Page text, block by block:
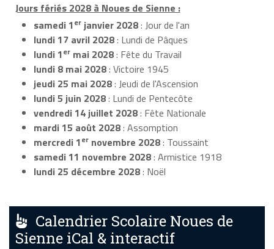
Jours fériés 2028 à Noues de Sienne :
samedi 1er janvier 2028: Jour de l'an
lundi 17 avril 2028: Lundi de Pâques
lundi 1er mai 2028: Fête du Travail
lundi 8 mai 2028: Victoire 1945
jeudi 25 mai 2028: Jeudi de l'Ascension
lundi 5 juin 2028: Lundi de Pentecôte
vendredi 14 juillet 2028: Fête Nationale
mardi 15 août 2028: Assomption
mercredi 1er novembre 2028: Toussaint
samedi 11 novembre 2028: Armistice 1918
lundi 25 décembre 2028: Noël
Calendrier Scolaire Noues de
Sienne iCal & interactif